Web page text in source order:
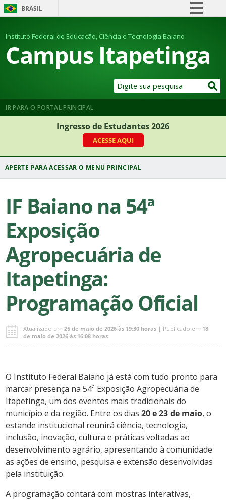
BRASIL
Comunica BR
Participe
Legislação
Instituto Federal de Educação, Ciência e Tecnologia Baiano
Campus Itapetinga
IR PARA O PORTAL PRINCIPAL
Ingresso de Estudantes 2026
ACESSE AQUI
IF Baiano na 54ª
Exposição
Agropecuária de
Itapetinga:
Programação Oficial
Atualizado em25 de maio de 2026 às 19:30 horas | Publicado em 18
de maio de 2026 às 16:08 horas
O Instituto Federal Baiano já está com tudo pronto para
marcar presença na 54ª Exposição Agropecuária de
Itapetinga, um dos eventos mais tradicionais do
município e da região. Entre os dias20 e 23 de maio, o
estande institucional reunirá ciência, tecnologia,
inclusão, inovação, cultura e práticas voltadas ao
desenvolvimento agrário, apresentando à comunidade
as ações de ensino, pesquisa e extensão desenvolvidas
pela instituição.
A programação contará com mostras interativas,